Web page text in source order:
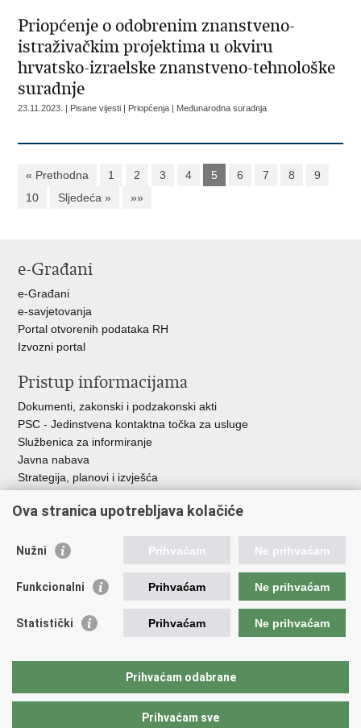
Priopćenje o odobrenim znanstveno-
istraživačkim projektima u okviru
hrvatsko-izraelske znanstveno-tehnološke
suradnje
23.11.2023. | Pisane vijesti | Priopćenja | Međunarodna suradnja
« Prethodna 1 2 3 4 5 6 7 8
9
10
Sljedeća » »»
e-Građani
e-Građani
e-savjetovanja
Portal otvorenih podataka RH
Izvozni portal
Pristup informacijama
Dokumenti, zakonski i podzakonski akti
PSC - Jedinstvena kontaktna točka za usluge
Službenica za informiranje
Javna nabava
Strategija, planovi i izvješća
Korisne poveznice
Vlada RH
ASOO
CARNET
Ova stranica upotrebljava kolačiće
Nužni Prihvaćam Ne prihvaćam
Funkcionalni Prihvaćam Ne prihvaćam
Statistički Prihvaćam Ne prihvaćam
Prihvaćam odabrane
Prihvaćam sve